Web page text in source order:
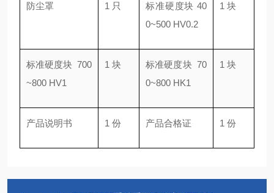
防尘罩 1 只
标准硬度块 40
0~500 HV0.2
1 块
标准硬度块 700
~800 HV1
1 块
标准硬度块 70
0~800 HK1
1 块
产品说明书 1 份 产品合格证 1 份